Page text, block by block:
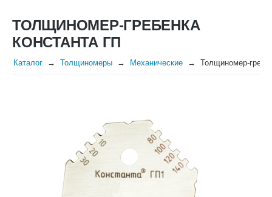
ТОЛЩИНОМЕР-ГРЕБЕНКА
КОНСТАНТА ГП
Каталог Толщиномеры Механические Толщиномер-